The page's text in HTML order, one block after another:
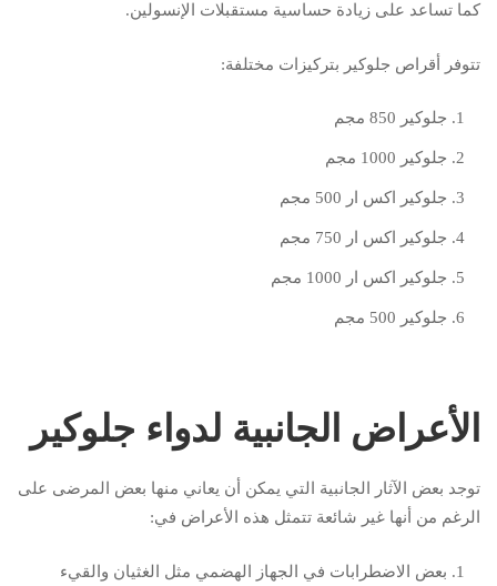
كما تساعد على زيادة حساسية مستقبلات الإنسولين.
تتوفر أقراص جلوكير بتركيزات مختلفة:
جلوكير 850 مجم
جلوكير 1000 مجم
جلوكير اكس ار 500 مجم
جلوكير اكس ار 750 مجم
جلوكير اكس ار 1000 مجم
جلوكير 500 مجم
الأعراض الجانبية لدواء جلوكير
توجد بعض الآثار الجانبية التي يمكن أن يعاني منها بعض المرضى على
الرغم من أنها غير شائعة تتمثل هذه الأعراض في:
بعض الاضطرابات في الجهاز الهضمي مثل الغثيان والقيء